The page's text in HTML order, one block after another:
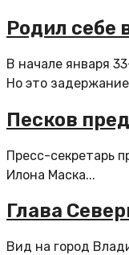
Родил себе
В начале января
Но это
Песков
Пресс-секретарь
Илона Маска...
Глава
Вид на город